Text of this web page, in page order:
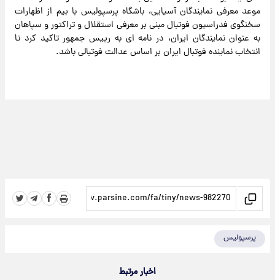
موعد معرفی نمایندگان آسیایی، باشگاه پرسپولیس با بیم از اظهارات
سخنگوی فدراسیون فوتبال مبنی بر معرفی استقلال و تراکتور و سپاهان
به عنوان نمایندگان ایران، در نامه ای به رییس جمهور تاکید کرد تا
انتخاب نماینده فوتبال ایران بر اساس عدالت فوتبالی باشد.
پرسپولیس
اخبار مرتبط